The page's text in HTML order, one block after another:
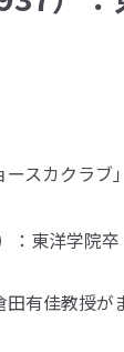
スカクラブ
：東洋学院
有佳教授が